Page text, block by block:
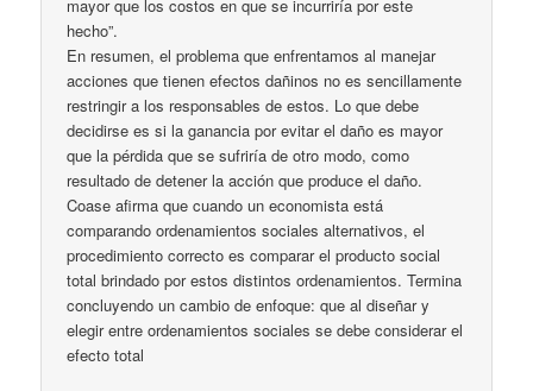
mayor que los costos en que se incurriría por este
hecho”.
En resumen, el problema que enfrentamos al manejar
acciones que tienen efectos dañinos no es sencillamente
restringir a los responsables de estos. Lo que debe
decidirse es si la ganancia por evitar el daño es mayor
que la pérdida que se sufriría de otro modo, como
resultado de detener la acción que produce el daño.
Coase afirma que cuando un economista está
comparando ordenamientos sociales alternativos, el
procedimiento correcto es comparar el producto social
total brindado por estos distintos ordenamientos. Termina
concluyendo un cambio de enfoque: que al diseñar y
elegir entre ordenamientos sociales se debe considerar el
efecto total